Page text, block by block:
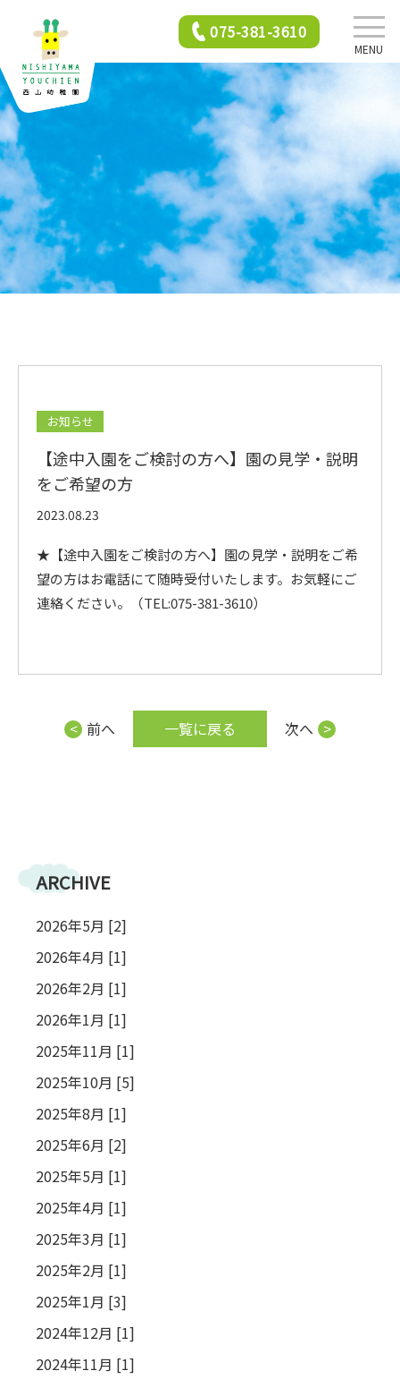
075-381-3610
MENU
西山幼稚園について
園での生活
入園案内
園の概要
アクセス
075-381-3610
お知らせ
【途中入園をご検討の方へ】園の見学・説明
をご希望の方
2023.08.23
★【途中入園をご検討の方へ】園の見学・説明をご希
望の方はお電話にて随時受付いたします。お気軽にご
連絡ください。
（TEL:075-381-3610）
前へ 一覧に戻る 次へ
ARCHIVE
2026年5月 [2]
2026年4月 [1]
2026年2月 [1]
2026年1月 [1]
2025年11月 [1]
2025年10月 [5]
2025年8月 [1]
2025年6月 [2]
2025年5月 [1]
2025年4月 [1]
2025年3月 [1]
2025年2月 [1]
2025年1月 [3]
2024年12月 [1]
2024年11月 [1]